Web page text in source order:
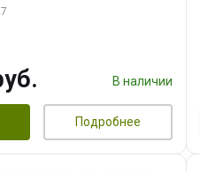
64 ГБ ОЗУ/ Palit
В наличии
Подробнее